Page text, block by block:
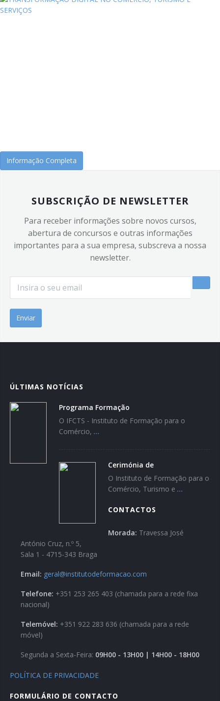
Informação Completa
SUBSCRIÇÃO DE NEWSLETTER
Para receber informações sobre novos cursos,
abertura de concursos e outras informações
importantes para a sua empresa, subscreva a nossa
newsletter.
ÚLTIMAS NOTÍCIAS
Programa Formação
O IFCTS - Instituto de Formação para o
Comércio, ...
Cerimónia de
O Instituto de Formação para o
Comércio, Turismo e ...
CONTACTOS
Morada: Travessa José
António Cruz, n.º 5,
Sala 1 - 4715-343 Braga
Email: geral@institutodeformacao.com
Telefone: +351 253 265 403 (chamada para a rede fixa
nacional)
Telemóvel: +351 922 283 636 (chamada para a rede
móvel)
Segunda a Sexta-Feira: 09H00 - 13H00 | 14H00 - 18H00
POLÍTICA DE PRIVACIDADE
FORMULÁRIO DE CONTACTO